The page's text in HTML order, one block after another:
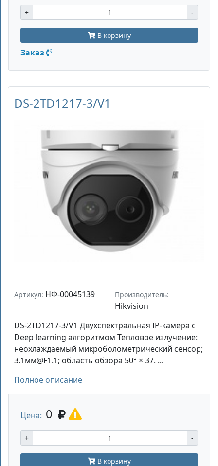
+ -
В корзину
Заказ
DS-2TD1217-3/V1
Артикул: НФ-00045139 Производитель:
Hikvision
DS-2TD1217-3/V1 Двухспектральная IP-камера с
Deep learning алгоритмом Тепловое излучение:
неохлаждаемый микроболометрический сенсор;
3.1мм@F1.1; область обзора 50° × 37. ...
Полное описание
Цена: 0
+ -
В корзину